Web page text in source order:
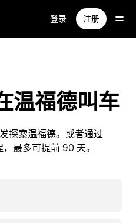
登录 注册
温福德叫车
探索温福德。或者通过
最多可提前 90 天。